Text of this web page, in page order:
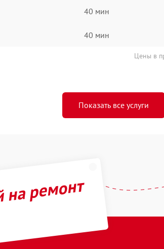
40 мин
40 мин
Цены в
Показать все услуги
ремонт